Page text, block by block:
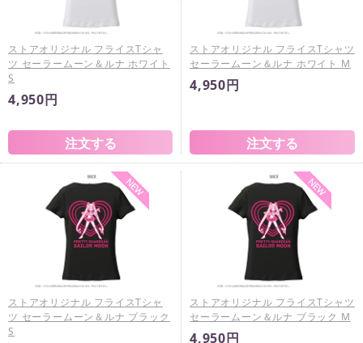
ストアオリジナル フライスTシャ
ツ セーラームーン＆ルナ ホワイト
S
4,950円
ストアオリジナル フライスTシャツ
セーラームーン＆ルナ ホワイト M
4,950円
ストアオリジナル フライスTシャ
ツ セーラームーン＆ルナ ブラック
S
ストアオリジナル フライスTシャツ
セーラームーン＆ルナ ブラック M
4,950円